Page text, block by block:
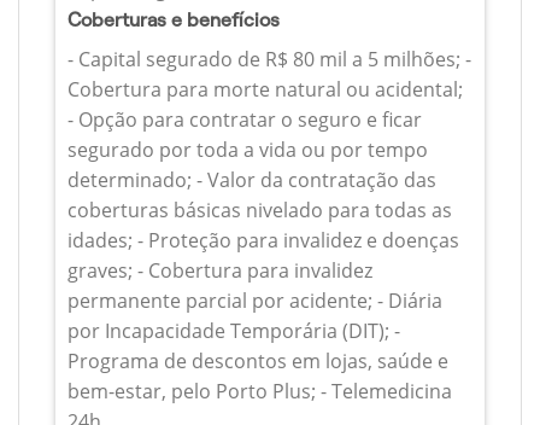
Coberturas e benefícios
- Capital segurado de R$ 80 mil a 5 milhões; -
Cobertura para morte natural ou acidental;
- Opção para contratar o seguro e ficar
segurado por toda a vida ou por tempo
determinado; - Valor da contratação das
coberturas básicas nivelado para todas as
idades; - Proteção para invalidez e doenças
graves; - Cobertura para invalidez
permanente parcial por acidente; - Diária
por Incapacidade Temporária (DIT); -
Programa de descontos em lojas, saúde e
bem-estar, pelo Porto Plus; - Telemedicina